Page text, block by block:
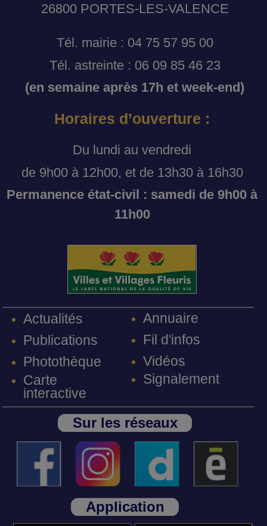
26800 PORTES-LES-VALENCE
Tél. mairie : 04 75 57 95 00
Tél. astreinte : 06 09 85 46 23
(en semaine après 17h et week-end)
Horaires d’ouverture :
Du lundi au vendredi
de 9h00 à 12h00, et de 13h30 à 16h30
Permanence état-civil : samedi de 9h00 à
11h00
Actualités
Publications
Photothèque
Carte
interactive
Annuaire
Fil d'infos
Vidéos
Signalement
Sur les réseaux
Application